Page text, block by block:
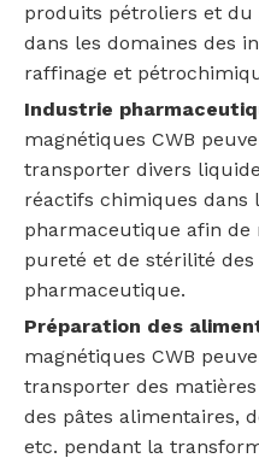
produits pétroliers et
dans les domaines des
raffinage et
Industrie
magnétiques CWB
transporter divers
réactifs chimiques dans
pharmaceutique afin de
pureté et de stérilité
pharmaceutique.
Préparation des
magnétiques CWB
transporter des
des pâtes alimentaires,
etc. pendant la